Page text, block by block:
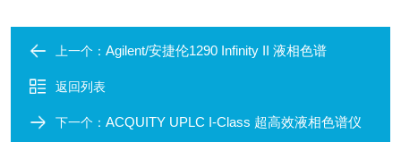
上一个： Agilent/安捷伦1290 Infinity II 液相色谱
返回列表
下一个： ACQUITY UPLC I-Class 超高效液相色谱仪